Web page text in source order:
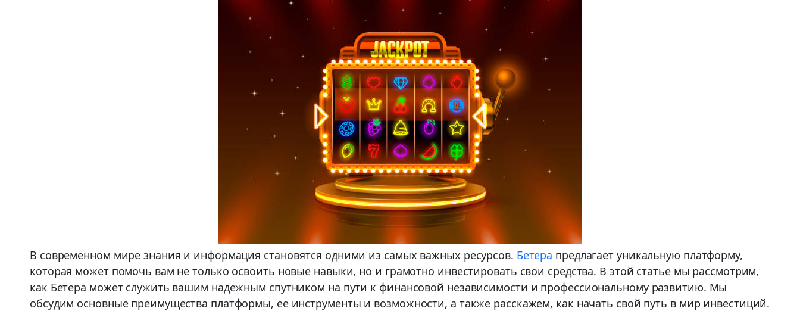
В современном мире знания и информация становятся одними из самых важных ресурсов. Бетера предлагает уникальную платформу,
которая может помочь вам не только освоить новые навыки, но и грамотно инвестировать свои средства. В этой статье мы рассмотрим,
как Бетера может служить вашим надежным спутником на пути к финансовой независимости и профессиональному развитию. Мы
обсудим основные преимущества платформы, ее инструменты и возможности, а также расскажем, как начать свой путь в мир инвестиций.